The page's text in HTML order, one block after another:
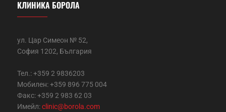
КЛИНИКА БОРОЛА
ул. Цар Симеон № 52,
София 1202, България
Тел.: +359 2 9836203
Мобилен: +359 896 775 004
Факс: +359 2 983 62 03
Имейл:clinic@borola.com